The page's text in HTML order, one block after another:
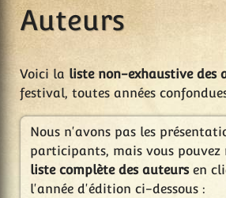
Auteurs
Voici la liste non-exhaustive des
festival, toutes années
Nous n'avons pas les
participants, mais vous pouvez
liste complète des auteursen
l'année d'édition ci-dessous :